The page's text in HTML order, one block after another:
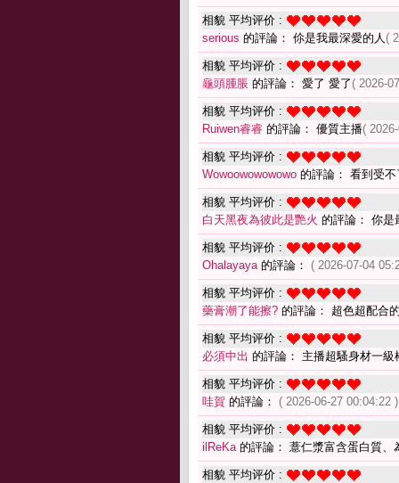
相貌 平均评价 :
serious 的評論： 伱是我最深愛的人 (
相貌 平均评价 :
龜頭腫脹 的評論： 愛了 愛了 ( 2026-
相貌 平均评价 :
Ruiwen睿睿 的評論： 優質主播(
相貌 平均评价 :
Wowoowowowowo 的評論： 看到受不
相貌 平均评价 :
白天黑夜為彼此是艷火 的評論： 你是
相貌 平均评价 :
Ohalayaya的評論： ( 2026-07-04
相貌 平均评价 :
藥膏潮了能擦? 的評論： 超色超配合
相貌 平均评价 :
必須中出 的評論： 主播超騷身材一級
相貌 平均评价 :
哇賀 的評論： ( 2026-06-27 00:04:22 )
相貌 平均评价 :
ilReKa的評論： 薏仁漿富含蛋白質、
相貌 平均评价 :